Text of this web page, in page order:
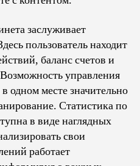
заслуживает
пользователь находит
баланс счетов и
управления
одном месте значительно
Статистика по
в виде наглядных
свои
работает